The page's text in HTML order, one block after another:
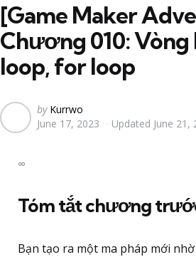
[Game Maker
Chương 010: Vòng
loop, for loop
Posted
by
by Kurrwo
June 17, 2023
Updated June 21,
∞
Tóm tắt chương
Bạn tạo ra một ma pháp mới